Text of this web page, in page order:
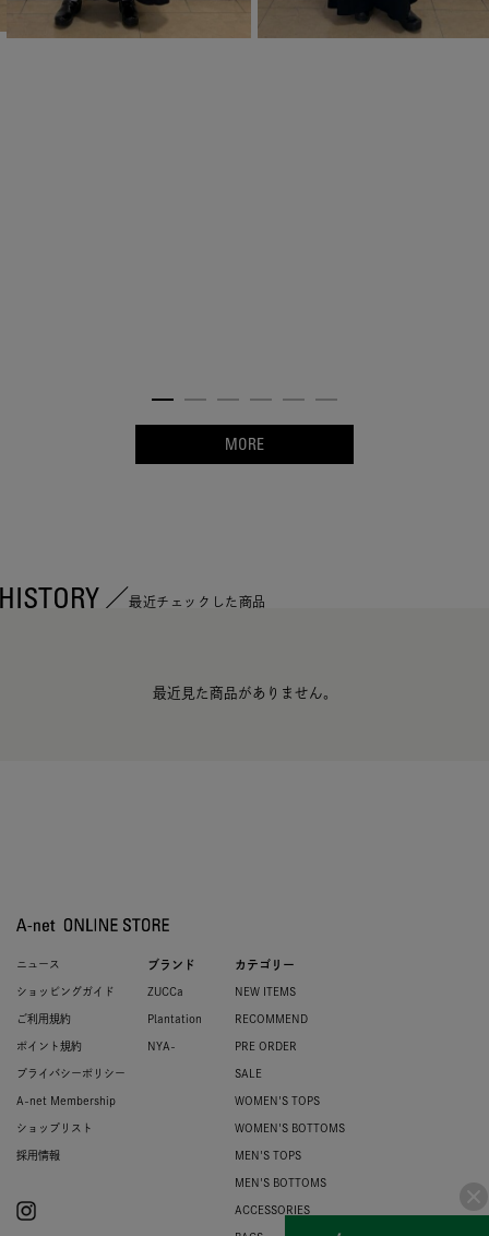
MORE
最近チェックした商品
最近見た商品がありません。
ニュース
ショッピングガイド
ご利用規約
ポイント規約
プライバシーポリシー
A-net Membership
ショップリスト
採用情報
ブランド
ZUCCa
Plantation
NYA-
カテゴリー
NEW ITEMS
RECOMMEND
PRE ORDER
SALE
WOMEN'S TOPS
WOMEN'S BOTTOMS
MEN'S TOPS
MEN'S BOTTOMS
ACCESSORIES